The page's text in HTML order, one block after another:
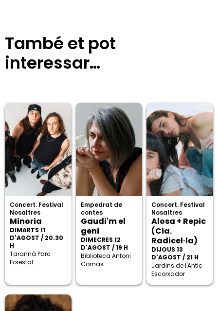
També et pot
interessar…
Concert. Festival
Nosaltres
Minoria
DIMARTS 11
D'AGOST / 20.30
H
Tarannà Parc
Forestal
Empedrat de
contes
Gaudi'm el
geni
DIMECRES 12
D'AGOST / 19 H
Biblioteca Antoni
Comas
Concert. Festival
Nosaltres
Alosa + Repic
(Cia.
Radicel·la)
DIJOUS 13
D'AGOST / 21 H
Jardins de l'Antic
Escorxador